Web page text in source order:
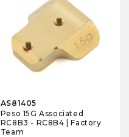
AS81405
Peso 15G Associated
RC8B3 - RC8B4 | Factory
Team